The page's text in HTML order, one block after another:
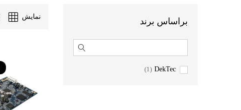
نمایش براساس برند
DekTec
(1)